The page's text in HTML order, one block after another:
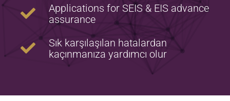
Applications for SEIS & EIS advance
assurance
Sık karşılaşılan hatalardan
kaçınmanıza yardımcı olur